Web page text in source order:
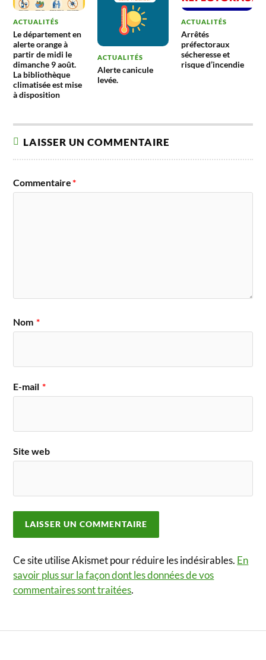
ACTUALITÉS
Le département en
alerte orange à
partir de midi le
dimanche 9 août.
La bibliothèque
climatisée est mise
à disposition
ACTUALITÉS
Alerte canicule
levée.
ACTUALITÉS
Arrêtés
préfectoraux
sécheresse et
risque d’incendie
LAISSER UN COMMENTAIRE
Commentaire*
Nom *
E-mail *
Site web
Ce site utilise Akismet pour réduire les indésirables. En
savoir plus sur la façon dont les données de vos
commentaires sont traitées.